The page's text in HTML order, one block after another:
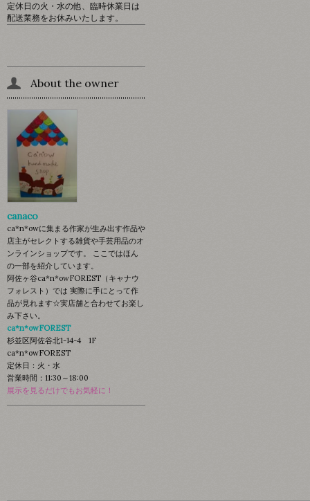
定休日の火・水の他、臨時休業日は
配送業務をお休みいたします。
About the owner
canaco
ca*n*owに集まる作家が生み出す作品や
店主がセレクトする雑貨や手芸用品のオ
ンラインショップです。 ここではほん
の一部を紹介しています。
阿佐ヶ谷ca*n*owFOREST（キャナウ
フォレスト）では 実際に手にとって作
品が見れます☆実店舗と合わせてお楽し
み下さい。
ca*n*owFOREST
杉並区阿佐谷北1-14-4 1F
ca*n*owFOREST
定休日：火・水
営業時間：11:30～18:00
展示を見るだけでもお気軽に！